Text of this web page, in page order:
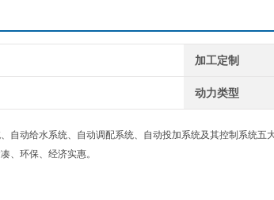
加工定制
动力类型
动给水系统、自动调配系统、自动投加系统及其控制系统五
、环保、经济实惠。